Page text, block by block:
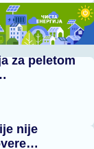
za peletom
nije